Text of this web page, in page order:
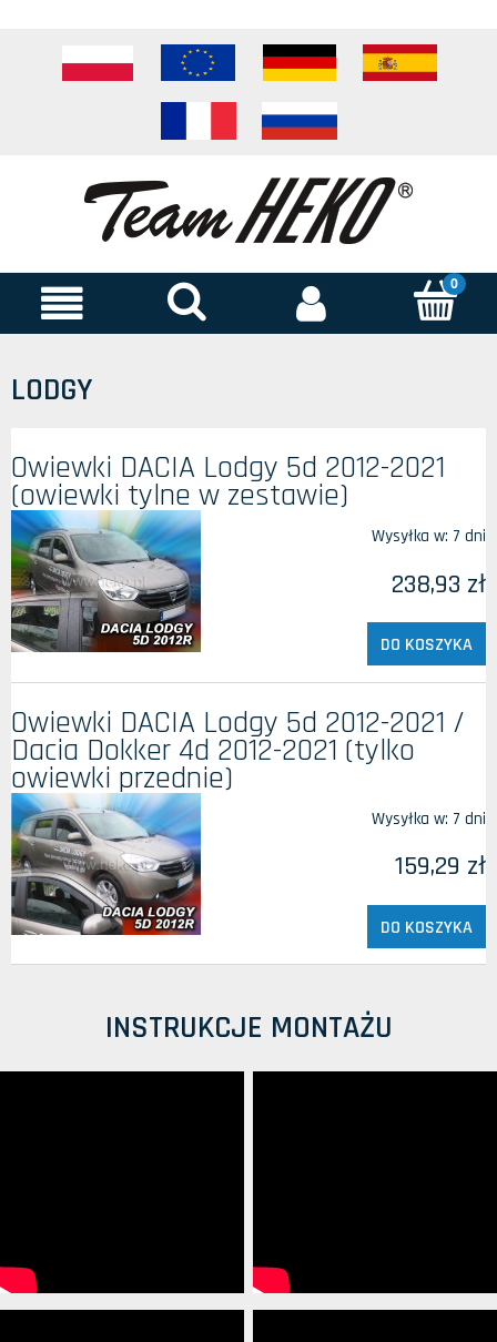
LODGY
Owiewki DACIA Lodgy 5d 2012-2021
(owiewki tylne w zestawie)
Wysyłka w: 7 dni
238,93 zł
DO KOSZYKA
Owiewki DACIA Lodgy 5d 2012-2021 /
Dacia Dokker 4d 2012-2021 (tylko
owiewki przednie)
Wysyłka w: 7 dni
159,29 zł
DO KOSZYKA
INSTRUKCJE MONTAŻU